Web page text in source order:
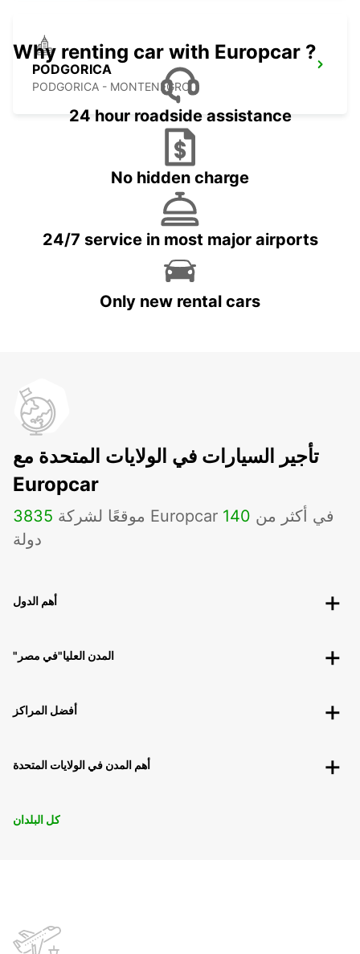
PODGORICA
PODGORICA - MONTENEGRO
Why renting car with Europcar ?
24 hour roadside assistance
No hidden charge
24/7 service in most major airports
Only new rental cars
تأجير السيارات في الولايات المتحدة مع
Europcar
3835 موقعًا لشركة Europcar في أكثر من 140
دولة
أهم الدول
"المدن العليا"في مصر
أفضل المراكز
أهم المدن في الولايات المتحدة
كل البلدان